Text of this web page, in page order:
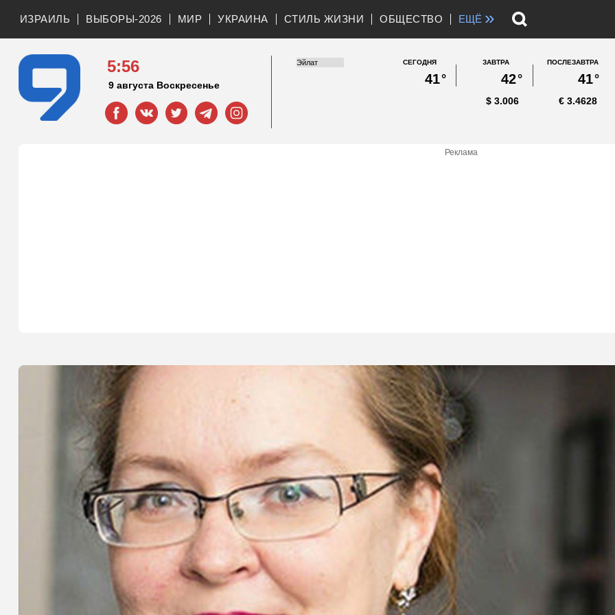
ИЗРАИЛЬ ВЫБОРЫ-2026 МИР УКРАИНА СТИЛЬ ЖИЗНИ ОБЩЕСТВО ЕЩЁ »
5:56
9 августа Воскресенье
СЕГОДНЯ
41°
ЗАВТРА
42°
ПОСЛЕЗАВТРА
41°
3.006
$ 3.4628
€
Реклама